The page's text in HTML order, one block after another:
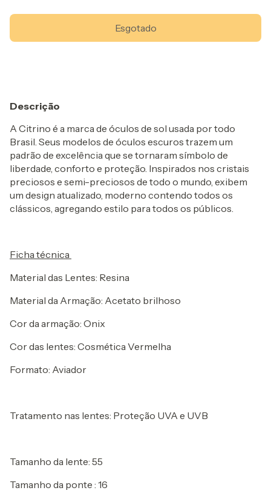
Descrição
A Citrino é a marca de óculos de sol usada por todo
Brasil. Seus modelos de óculos escuros trazem um
padrão de excelência que se tornaram símbolo de
liberdade, conforto e proteção. Inspirados nos cristais
preciosos e semi-preciosos de todo o mundo, exibem
um design atualizado, moderno contendo todos os
clássicos, agregando estilo para todos os públicos.
Ficha técnica
Material das Lentes: Resina
Material da Armação: Acetato brilhoso
Cor da armação: Onix
Cor das lentes: Cosmética Vermelha
Formato: Aviador
Tratamento nas lentes: Proteção UVA e UVB
Tamanho da lente: 55
Tamanho da ponte : 16